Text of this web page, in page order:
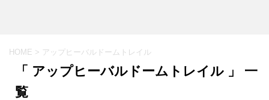
HOME > アップヒーバルドームトレイル
「 アップヒーバルドームトレイル 」 一
覧